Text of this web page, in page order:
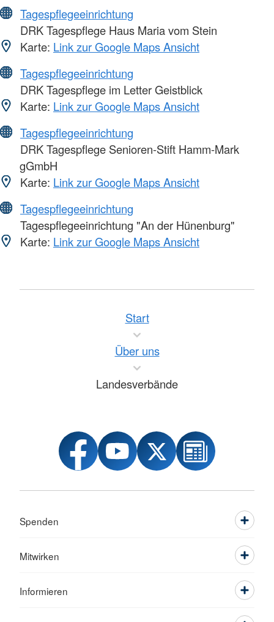
Tagespflegeeinrichtung
DRK Tagespflege Haus Maria vom Stein
Karte: Link zur Google Maps Ansicht
Tagespflegeeinrichtung
DRK Tagespflege im Letter Geistblick
Karte: Link zur Google Maps Ansicht
Tagespflegeeinrichtung
DRK Tagespflege Senioren-Stift Hamm-Mark
gGmbH
Karte: Link zur Google Maps Ansicht
Tagespflegeeinrichtung
Tagespflegeeinrichtung "An der Hünenburg"
Karte: Link zur Google Maps Ansicht
Start
Über uns
Landesverbände
Spenden
Mitwirken
Informieren